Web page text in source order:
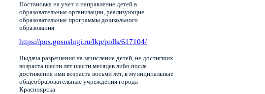
Постановка на учет и направление детей в
образовательные организации, реализующие
образовательные программы дошкольного
образования
https://pos.gosuslugi.ru/lkp/polls/617104/
Выдача разрешения на зачисление детей, не достигших
возраста шести лет шести месяцев либо после
достижения ими возраста восьми лет, в муниципальные
общеобразовательные учреждения города
Красноярска